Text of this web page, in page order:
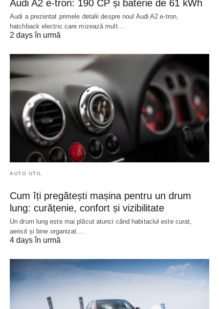
Audi A2 e-tron: 190 CP și baterie de 61 kWh
Audi a prezentat primele detalii despre noul Audi A2 e-tron,
hatchback electric care mizează mult…
2 days în urmă
AUTO UTIL
Cum îți pregătești mașina pentru un drum
lung: curățenie, confort și vizibilitate
Un drum lung este mai plăcut atunci când habitaclul este curat,
aerisit și bine organizat.…
4 days în urmă